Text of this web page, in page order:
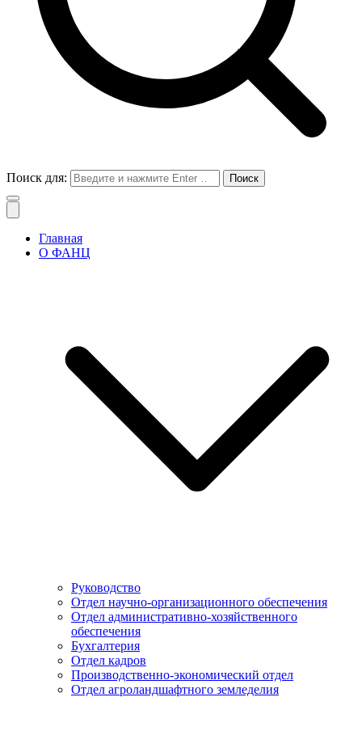
Поиск для:
Главная
О ФАНЦ
Руководство
Отдел научно-организационного обеспечения
Отдел административно-хозяйственного
обеспечения
Бухгалтерия
Отдел кадров
Производственно-экономический отдел
Отдел агроландшафтного земледелия